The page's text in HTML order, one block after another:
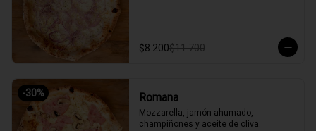
$8.200$11.700
-30% Romana
Mozzarella, jamón ahumado,
champiñones y aceite de oliva.